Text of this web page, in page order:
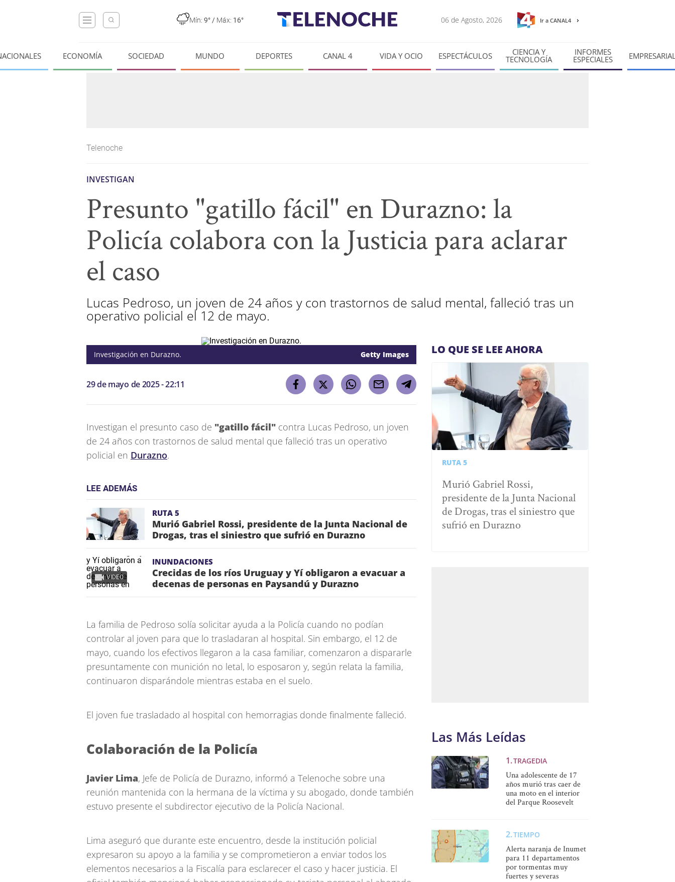
Mín: 9° / Máx: 16° 06 de Agosto, 2026 Ir a CANAL4
ECONOMÍA SOCIEDAD MUNDO DEPORTES CANAL 4 VIDA Y OCIO ESPECTÁCULOS CIENCIA Y
TECNOLOGÍA
INFORMES
ESPECIALES
Telenoche
INVESTIGAN
Presunto "gatillo fácil" en Durazno: la
Policía colabora con la Justicia para aclarar
el caso
Lucas Pedroso, un joven de 24 años y con trastornos de salud mental, falleció tras un
operativo policial el 12 de mayo.
Investigación en Durazno. Getty Images
29 de mayo de 2025 - 22:11
Investigan el presunto caso de "gatillo fácil" contra Lucas Pedroso, un joven
de 24 años con trastornos de salud mental que falleció tras un operativo
policial en Durazno.
LEE ADEMÁS
RUTA 5
Murió Gabriel Rossi, presidente de la Junta Nacional de
Drogas, tras el siniestro que sufrió en Durazno
VIDEO
INUNDACIONES
Crecidas de los ríos Uruguay y Yí obligaron a evacuar a
decenas de personas en Paysandú y Durazno
La familia de Pedroso solía solicitar ayuda a la Policía cuando no podían
controlar al joven para que lo trasladaran al hospital. Sin embargo, el 12 de
mayo, cuando los efectivos llegaron a la casa familiar, comenzaron a dispararle
presuntamente con munición no letal, lo esposaron y, según relata la familia,
continuaron disparándole mientras estaba en el suelo.
El joven fue trasladado al hospital con hemorragias donde finalmente falleció.
Colaboración de la Policía
Javier Lima, Jefe de Policía de Durazno, informó a Telenoche sobre una
reunión mantenida con la hermana de la víctima y su abogado, donde también
estuvo presente el subdirector ejecutivo de la Policía Nacional.
Lima aseguró que durante este encuentro, desde la institución policial
expresaron su apoyo a la familia y se comprometieron a enviar todos los
elementos necesarios a la Fiscalía para esclarecer el caso y hacer justicia. El
LO QUE SE LEE AHORA
RUTA 5
Murió Gabriel Rossi,
presidente de la Junta Nacional
de Drogas, tras el siniestro que
sufrió en Durazno
Las Más Leídas
TRAGEDIA
Una adolescente de 17
años murió tras caer de
una moto en el interior
del Parque Roosevelt
TIEMPO
Alerta naranja de Inumet
para 11 departamentos
por tormentas muy
fuertes y severas